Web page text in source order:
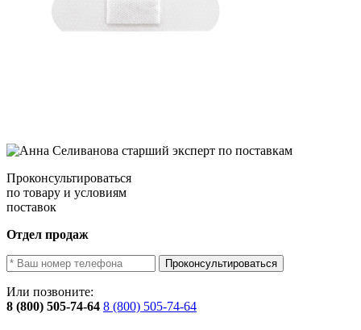
Проконсультироваться
по товару и условиям
поставок
Отдел продаж
Проконсультироваться
Или позвоните:
8 (800) 505-74-64 8 (800) 505-74-64